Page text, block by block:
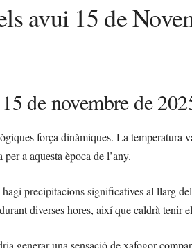
avui 15 de
de novembre de
força dinàmiques. La temperatura
a aquesta època de l’any.
precipitacions significatives al llarg
diverses hores, així que caldrà tenir
generar una sensació de xafogor